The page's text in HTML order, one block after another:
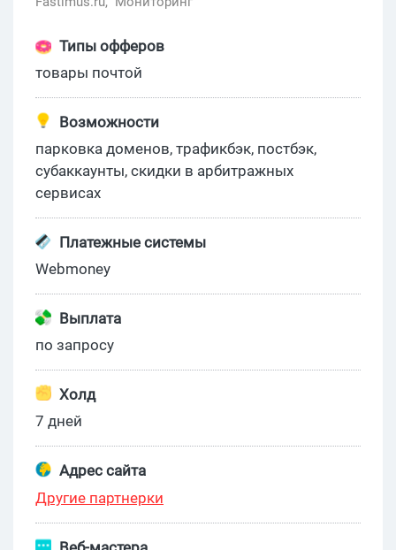
Типы офферов
товары почтой
Возможности
парковка доменов, трафикбэк, постбэк,
субаккаунты, скидки в арбитражных
сервисах
Платежные системы
Webmoney
Выплата
по запросу
Холд
7 дней
Адрес сайта
Другие партнерки